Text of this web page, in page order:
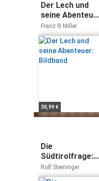
Der Lech und
seine Abenteuer:
Bildband
Franz R Miller
30,99 €
Die
Südtirolfrage:
Ein Bildband
Rolf Steininger